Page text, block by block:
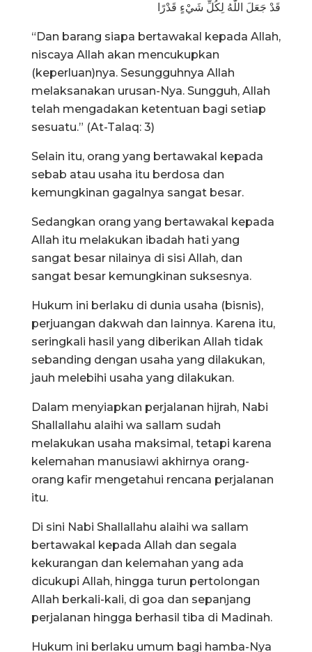
قَدْ جَعَلَ اللّٰهُ لِكُلِّ شَيْءٍ قَدْرًا
“Dan barang siapa bertawakal kepada Allah,
niscaya Allah akan mencukupkan
(keperluan)nya. Sesungguhnya Allah
melaksanakan urusan-Nya. Sungguh, Allah
telah mengadakan ketentuan bagi setiap
sesuatu.” (At-Talaq: 3)
Selain itu, orang yang bertawakal kepada
sebab atau usaha itu berdosa dan
kemungkinan gagalnya sangat besar.
Sedangkan orang yang bertawakal kepada
Allah itu melakukan ibadah hati yang
sangat besar nilainya di sisi Allah, dan
sangat besar kemungkinan suksesnya.
Hukum ini berlaku di dunia usaha (bisnis),
perjuangan dakwah dan lainnya. Karena itu,
seringkali hasil yang diberikan Allah tidak
sebanding dengan usaha yang dilakukan,
jauh melebihi usaha yang dilakukan.
Dalam menyiapkan perjalanan hijrah, Nabi
Shallallahu alaihi wa sallam sudah
melakukan usaha maksimal, tetapi karena
kelemahan manusiawi akhirnya orang-
orang kafir mengetahui rencana perjalanan
itu.
Di sini Nabi Shallallahu alaihi wa sallam
bertawakal kepada Allah dan segala
kekurangan dan kelemahan yang ada
dicukupi Allah, hingga turun pertolongan
Allah berkali-kali, di goa dan sepanjang
perjalanan hingga berhasil tiba di Madinah.
Hukum ini berlaku umum bagi hamba-Nya